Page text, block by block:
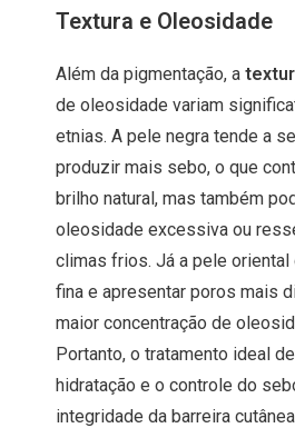
Textura e Oleosidade
Além da pigmentação, a
de oleosidade variam
etnias. A pele negra tende a
produzir mais sebo, o que
brilho natural, mas também
oleosidade excessiva ou
climas frios. Já a pele
fina e apresentar poros mais
maior concentração de
Portanto, o tratamento ideal
hidratação e o controle do
integridade da barreira